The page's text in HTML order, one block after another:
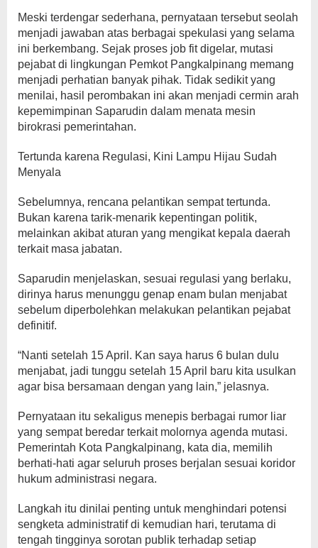
Meski terdengar sederhana, pernyataan tersebut seolah
menjadi jawaban atas berbagai spekulasi yang selama
ini berkembang. Sejak proses job fitdigelar, mutasi
pejabat di lingkungan Pemkot Pangkalpinang memang
menjadi perhatian banyak pihak. Tidak sedikit yang
menilai, hasil perombakan ini akan menjadi cermin arah
kepemimpinan Saparudin dalam menata mesin
birokrasi pemerintahan.
Tertunda karena Regulasi, Kini Lampu Hijau Sudah
Menyala
Sebelumnya, rencana pelantikan sempat tertunda.
Bukan karena tarik-menarik kepentingan politik,
melainkan akibat aturan yang mengikat kepala daerah
terkait masa jabatan.
Saparudin menjelaskan, sesuai regulasi yang berlaku,
dirinya harus menunggu genap enam bulan menjabat
sebelum diperbolehkan melakukan pelantikan pejabat
definitif.
“Nanti setelah 15 April. Kan saya harus 6 bulan dulu
menjabat, jadi tunggu setelah 15 April baru kita usulkan
agar bisa bersamaan dengan yang lain,” jelasnya.
Pernyataan itu sekaligus menepis berbagai rumor liar
yang sempat beredar terkait molornya agenda mutasi.
Pemerintah Kota Pangkalpinang, kata dia, memilih
berhati-hati agar seluruh proses berjalan sesuai koridor
hukum administrasi negara.
Langkah itu dinilai penting untuk menghindari potensi
sengketa administratif di kemudian hari, terutama di
tengah tingginya sorotan publik terhadap setiap